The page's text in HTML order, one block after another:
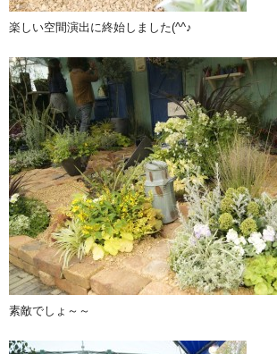
楽しい空間演出に終始しました(^^♪
素敵でしょ～～